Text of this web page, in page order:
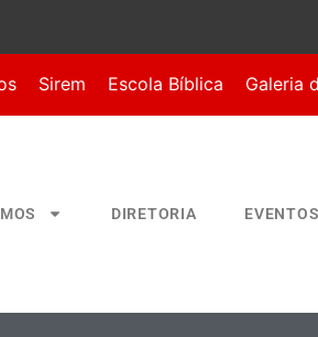
Sirem Escola Bíblica Galeria
DIRETORIA EVENTOS